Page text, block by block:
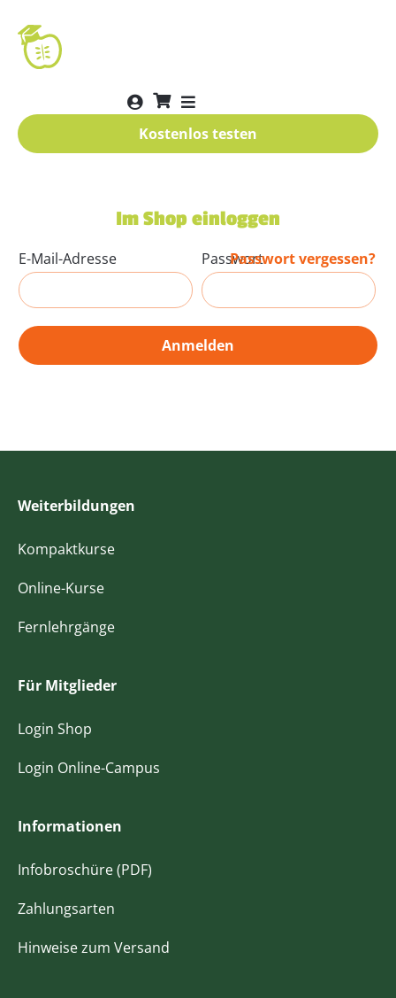
Kostenlos testen
Im Shop einloggen
E-Mail-Adresse Passwort
Passwort vergessen?
Anmelden
Weiterbildungen
Kompaktkurse
Online-Kurse
Fernlehrgänge
Für Mitglieder
Login Shop
Login Online-Campus
Informationen
Infobroschüre (PDF)
Zahlungsarten
Hinweise zum Versand